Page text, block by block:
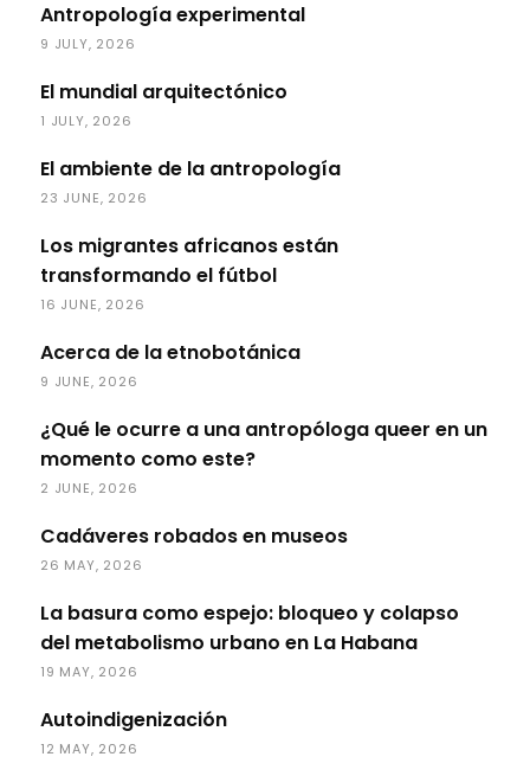
Antropología experimental
9 JULY, 2026
El mundial arquitectónico
1 JULY, 2026
El ambiente de la antropología
23 JUNE, 2026
Los migrantes africanos están
transformando el fútbol
16 JUNE, 2026
Acerca de la etnobotánica
9 JUNE, 2026
¿Qué le ocurre a una antropóloga queer en un
momento como este?
2 JUNE, 2026
Cadáveres robados en museos
26 MAY, 2026
La basura como espejo: bloqueo y colapso
del metabolismo urbano en La Habana
19 MAY, 2026
Autoindigenización
12 MAY, 2026